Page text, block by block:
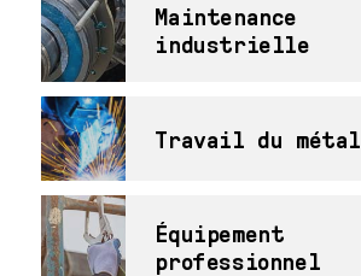
Maintenance
industrielle
Travail du métal
Équipement
professionnel